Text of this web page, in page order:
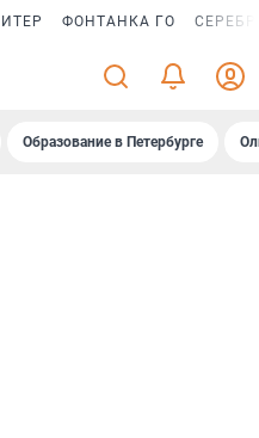
ФОНТАНКА ГО
Образование в Петербурге